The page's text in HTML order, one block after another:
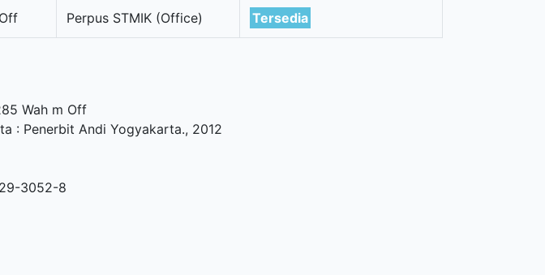
Perpus STMIK (Office) Tersedia
Wah m Off
: Penerbit Andi Yogyakarta., 2012
3052-8